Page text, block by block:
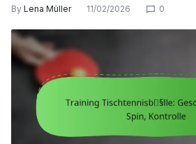
By Lena Müller 11/02/2026 0